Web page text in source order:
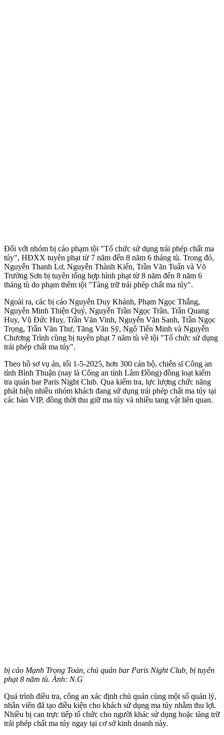
Đối với nhóm bị cáo phạm tội "Tổ chức sử dụng trái phép chất m‌a
tú‌y", HĐXX tuyên phạt từ 7 năm đến 8 năm 6 tháng tù. Trong đó,
Nguyễn Thanh Lơ, Nguyễn Thành Kiển, Trần Văn Tuấn và Võ
Trường Sơn bị tuyên tổng hợp hình phạt từ 8 năm đến 8 năm 6
tháng tù do phạm thêm tội "Tàng trữ trái phép chất m‌a tú‌y".
Ngoài ra, các bị cáo Nguyễn Duy Khánh, Phạm Ngọc Thắng,
Nguyễn Minh Thiện Quý, Nguyễn Trần Ngọc Trân, Trần Quang
Huy, Vũ Đức Huy, Trần Văn Vinh, Nguyễn Văn Sanh, Trần Ngọc
Trọng, Trần Văn Thư, Tăng Văn Sỹ, Ngô Tiến Minh và Nguyễn
Chương Trình cùng bị tuyên phạt 7 năm tù về tội "Tổ chức sử dụng
trái phép chất m‌a tú‌y".
Theo hồ sơ vụ án, tối 1-5-2025, hơn 300 cán bộ, chiến sĩ Công an
tỉnh Bình Thuận (nay là Công an tỉnh Lâm Đồng) đồng loạt kiểm
tra quán bar Paris Night Club. Qua kiểm tra, lực lượng chức năng
phát hiện nhiều nhóm khách đang sử dụng trái phép chất m‌a tú‌y tại
các bàn VIP, đồng thời thu giữ m‌a tú‌y và nhiều tang vật liên quan.
bị cáo Mạnh Trọng Toản, chủ quán bar Paris Night Club, bị tuyên
phạt 8 năm tù. Ảnh: N.G
Quá trình điều tra, công an xác định chủ quán cùng một số quản lý,
nhân viên đã tạo điều kiện cho khách sử dụng m‌a tú‌y nhằm thu lợi.
Nhiều bị can trực tiếp tổ chức cho người khác sử dụng hoặc tàng trữ
trái phép chất m‌a tú‌y ngay tại cơ sở kinh doanh này.